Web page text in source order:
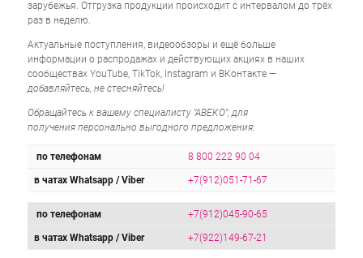
зарубежья. Отгрузка продукции происходит с интервалом до трёх
раз в неделю.
Актуальные поступления, видеообзоры и ещё больше
информации о распродажах и действующих акциях в наших
сообществах YouTube, TikTok, Instagram и ВКонтакте —
добавляйтесь, не стесняйтесь!
Обращайтесь к вашему специалисту "АВЕКО", для
получения персонально выгодного предложения:
по телефонам 8 800 222 90 04
в чатах Whatsapp / Viber +7(912)051-71-67
по телефонам +7(912)045-90-65
в чатах Whatsapp / Viber +7(922)149-67-21